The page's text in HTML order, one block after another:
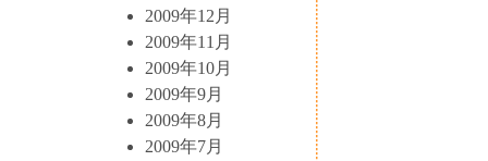
2009年12月
2009年11月
2009年10月
2009年9月
2009年8月
2009年7月